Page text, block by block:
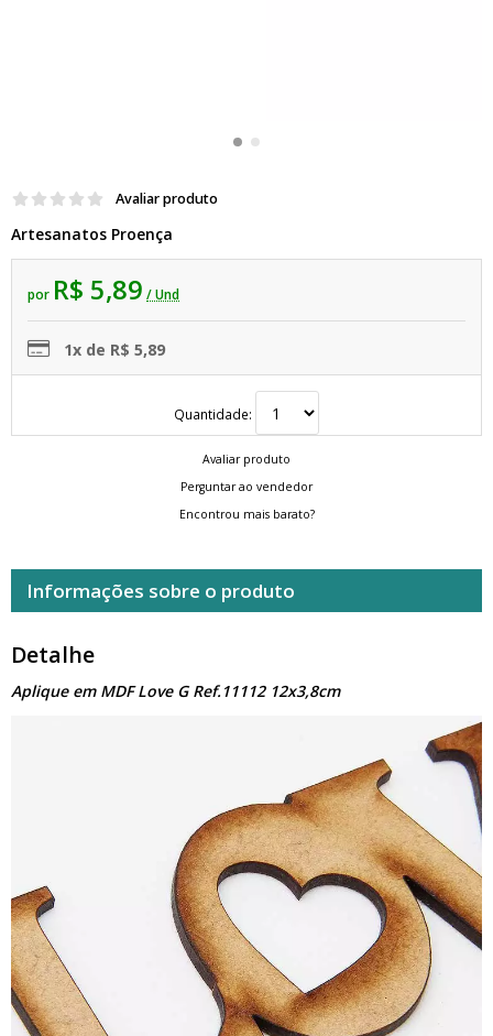
Avaliar produto
Artesanatos Proença
por R$ 5,89 / Und
1x de R$ 5,89
Quantidade:
Avaliar produto
Perguntar ao vendedor
Encontrou mais barato?
Informações sobre o produto
Detalhe
Aplique em MDF Love G Ref.11112 12x3,8cm